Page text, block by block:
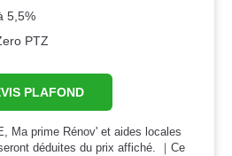
5,5%
PTZ
PLAFOND
Ma prime Rénov' et aides locales
déduites du prix affiché. ｜Ce